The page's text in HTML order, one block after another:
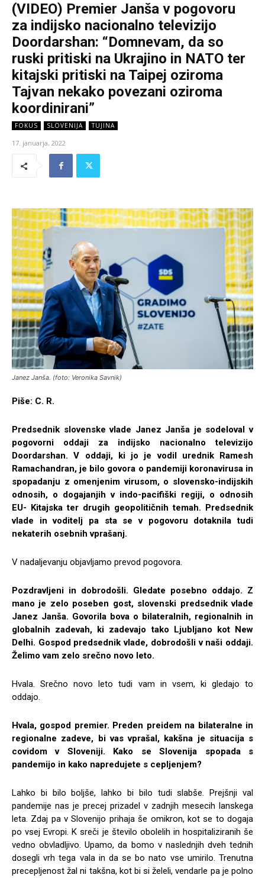
(VIDEO) Premier Janša v pogovoru
za indijsko nacionalno televizijo
Doordarshan: “Domnevam, da so
ruski pritiski na Ukrajino in NATO ter
kitajski pritiski na Taipej oziroma
Tajvan nekako povezani oziroma
koordinirani”
FOKUS SLOVENIJA TUJINA
17. januarja, 2022
Janez Janša. (foto: Veronika Savnik)
Piše: C. R.
Predsednik slovenske vlade Janez Janša je sodeloval v
pogovorni oddaji za indijsko nacionalno televizijo
Doordarshan. V oddaji, ki jo je vodil urednik Ramesh
Ramachandran, je bilo govora o pandemiji koronavirusa in
spopadanju z omenjenim virusom, o slovensko-indijskih
odnosih, o dogajanjih v indo-pacifiški regiji, o odnosih
EU- Kitajska ter drugih geopolitičnih temah. Predsednik
vlade in voditelj pa sta se v pogovoru dotaknila tudi
nekaterih osebnih vprašanj.
V nadaljevanju objavljamo prevod pogovora.
Pozdravljeni in dobrodošli. Gledate posebno oddajo. Z
mano je zelo poseben gost, slovenski predsednik vlade
Janez Janša. Govorila bova o bilateralnih, regionalnih in
globalnih zadevah, ki zadevajo tako Ljubljano kot New
Delhi. Gospod predsednik vlade, dobrodošli v naši oddaji.
Želimo vam zelo srečno novo leto.
Hvala. Srečno novo leto tudi vam in vsem, ki gledajo to
oddajo.
Hvala, gospod premier. Preden preidem na bilateralne in
regionalne zadeve, bi vas vprašal, kakšna je situacija s
covidom v Sloveniji. Kako se Slovenija spopada s
pandemijo in kako napredujete s cepljenjem?
Lahko bi bilo boljše, lahko bi bilo tudi slabše. Prejšnji val
pandemije nas je precej prizadel v zadnjih mesecih lanskega
leta. Zdaj pa v Slovenijo prihaja še omikron, kot se to dogaja
po vsej Evropi. K sreči je število obolelih in hospitaliziranih še
vedno obvladljivo. Upamo, da bomo v naslednjih dveh tednih
dosegli vrh tega vala in da se bo nato vse umirilo. Trenutna
precepljenost žal ni takšna, kot bi si želeli, vendarle pa je polno